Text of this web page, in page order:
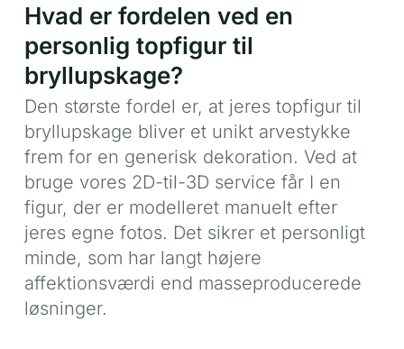
Hvad er fordelen ved en
personlig topfigur til
bryllupskage?
Den største fordel er, at jeres topfigur til
bryllupskage bliver et unikt arvestykke
frem for en generisk dekoration. Ved at
bruge vores 2D-til-3D service får I en
figur, der er modelleret manuelt efter
jeres egne fotos. Det sikrer et personligt
minde, som har langt højere
affektionsværdi end masseproducerede
løsninger.